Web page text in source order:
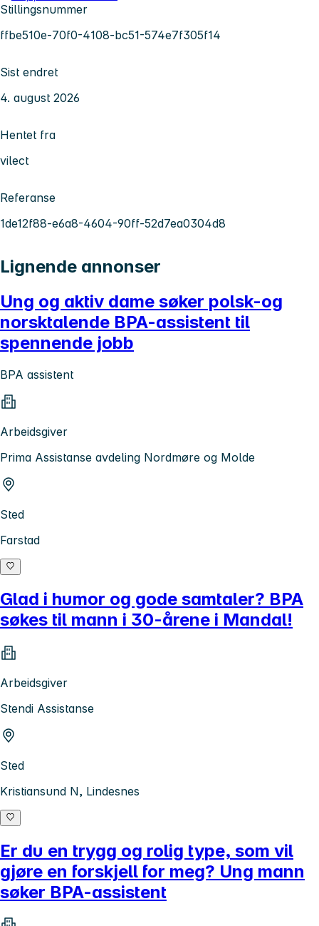
Stillingsnummer
ffbe510e-70f0-4108-bc51-574e7f305f14
Sist endret
4. august 2026
Hentet fra
vilect
Referanse
1de12f88-e6a8-4604-90ff-52d7ea0304d8
Lignende annonser
Ung og aktiv dame søker polsk-og
norsktalende BPA-assistent til
spennende jobb
BPA assistent
Arbeidsgiver
Prima Assistanse avdeling Nordmøre og Molde
Sted
Farstad
Glad i humor og gode samtaler? BPA
søkes til mann i 30-årene i Mandal!
Arbeidsgiver
Stendi Assistanse
Sted
Kristiansund N, Lindesnes
Er du en trygg og rolig type, som vil
gjøre en forskjell for meg? Ung mann
søker BPA-assistent